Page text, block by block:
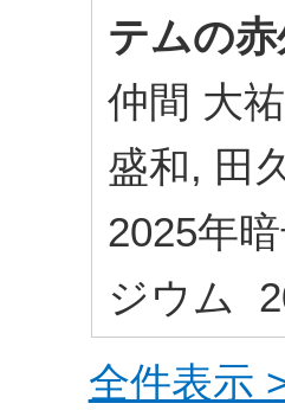
テムの
仲間 大
盛和, 田
2025年
ジウム
全件表示